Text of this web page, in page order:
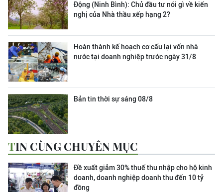
Động (Ninh Bình): Chủ đầu tư nói gì về kiến
nghị của Nhà thầu xếp hạng 2?
Hoàn thành kế hoạch cơ cấu lại vốn nhà
nước tại doanh nghiệp trước ngày 31/8
Bản tin thời sự sáng 08/8
TIN CÙNG CHUYÊN MỤC
Đề xuất giảm 30% thuế thu nhập cho hộ kinh
doanh, doanh nghiệp doanh thu đến 10 tỷ
đồng